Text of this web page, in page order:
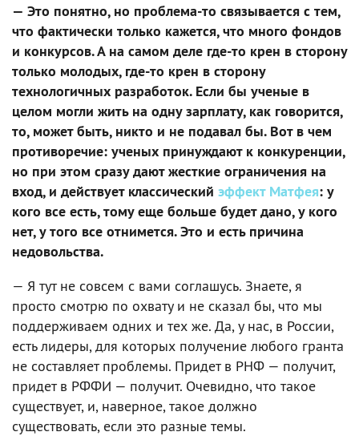
— Это понятно, но проблема-то связывается с тем,
что фактически только кажется, что много фондов
и конкурсов. А на самом деле где-то крен в сторону
только молодых, где-то крен в сторону
технологичных разработок. Если бы ученые в
целом могли жить на одну зарплату, как говорится,
то, может быть, никто и не подавал бы. Вот в чем
противоречие: ученых принуждают к конкуренции,
но при этом сразу дают жесткие ограничения на
вход, и действует классический эффект Матфея: у
кого все есть, тому еще больше будет дано, у кого
нет, у того все отнимется. Это и есть причина
недовольства.
— Я тут не совсем с вами соглашусь. Знаете, я
просто смотрю по охвату и не сказал бы, что мы
поддерживаем одних и тех же. Да, у нас, в России,
есть лидеры, для которых получение любого гранта
не составляет проблемы. Придет в РНФ — получит,
придет в РФФИ — получит. Очевидно, что такое
существует, и, наверное, такое должно
существовать, если это разные темы.